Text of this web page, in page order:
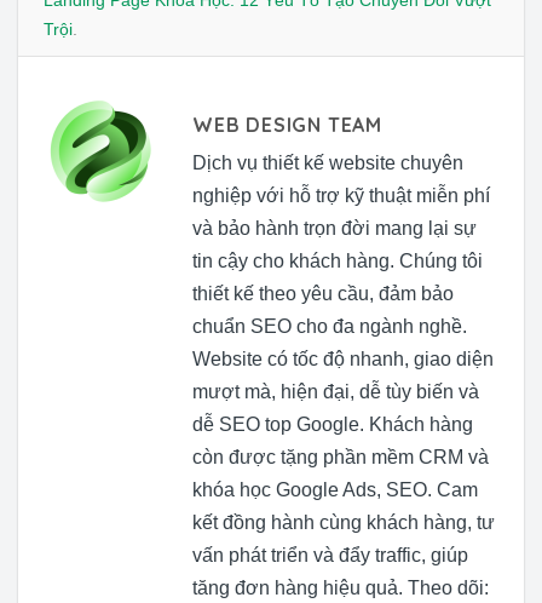
Trội
WEB DESIGN TEAM
Dịch vụ thiết kế website chuyên
nghiệp với hỗ trợ kỹ thuật miễn phí
và bảo hành trọn đời mang lại sự
tin cậy cho khách hàng. Chúng tôi
thiết kế theo yêu cầu, đảm bảo
chuẩn SEO cho đa ngành nghề.
Website có tốc độ nhanh, giao diện
mượt mà, hiện đại, dễ tùy biến và
dễ SEO top Google. Khách hàng
còn được tặng phần mềm CRM và
khóa học Google Ads, SEO. Cam
kết đồng hành cùng khách hàng, tư
vấn phát triển và đẩy traffic, giúp
tăng đơn hàng hiệu quả. Theo dõi: